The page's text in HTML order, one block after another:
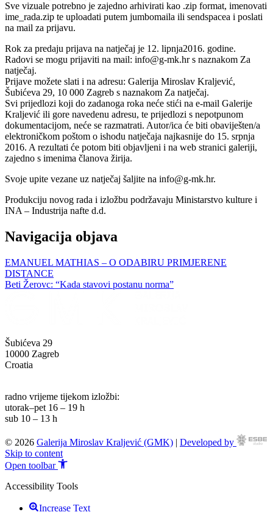
Sve vizuale potrebno je zajedno arhivirati kao .zip format, imenovati
ime_rada.zip te uploadati putem jumbomaila ili sendspacea i poslati
na mail za prijavu.
Rok za predaju prijava na natječaj je 12. lipnja2016. godine.
Radovi se mogu prijaviti na mail: info@g-mk.hr s naznakom Za
natječaj.
Prijave možete slati i na adresu: Galerija Miroslav Kraljević,
Šubićeva 29, 10 000 Zagreb s naznakom Za natječaj.
Svi prijedlozi koji do zadanoga roka neće stići na e-mail Galerije
Kraljević ili gore navedenu adresu, te prijedlozi s nepotpunom
dokumentacijom, neće se razmatrati. Autor/ica će biti obaviješten/a
elektroničkom poštom o ishodu natječaja najkasnije do 15. srpnja
2016. A rezultati će potom biti objavljeni i na web stranici galeriji,
zajedno s imenima članova žirija.
Svoje upite vezane uz natječaj šaljite na info@g-mk.hr.
Produkciju novog rada i izložbu podržavaju Ministarstvo kulture i
INA – Industrija nafte d.d.
Navigacija objava
EMANUEL MATHIAS – O ODABIRU PRIMJERENE
DISTANCE
Beti Žerovc: “Kada stavovi postanu norma”
Šubićeva 29
10000 Zagreb
Croatia
radno vrijeme tijekom izložbi:
utorak–pet 16 – 19 h
sub 10 – 13 h
© 2026 Galerija Miroslav Kraljević (GMK) | Developed by
Skip to content
Open toolbar
Accessibility Tools
Increase Text